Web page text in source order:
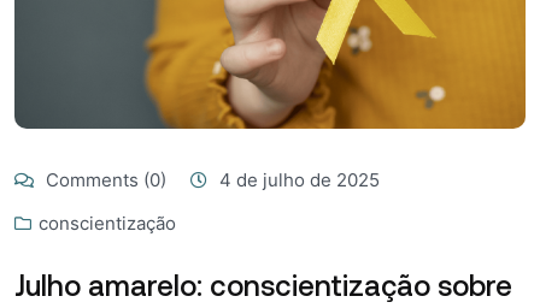
Comments (0)
4 de julho de 2025
conscientização
Julho amarelo: conscientização sobre